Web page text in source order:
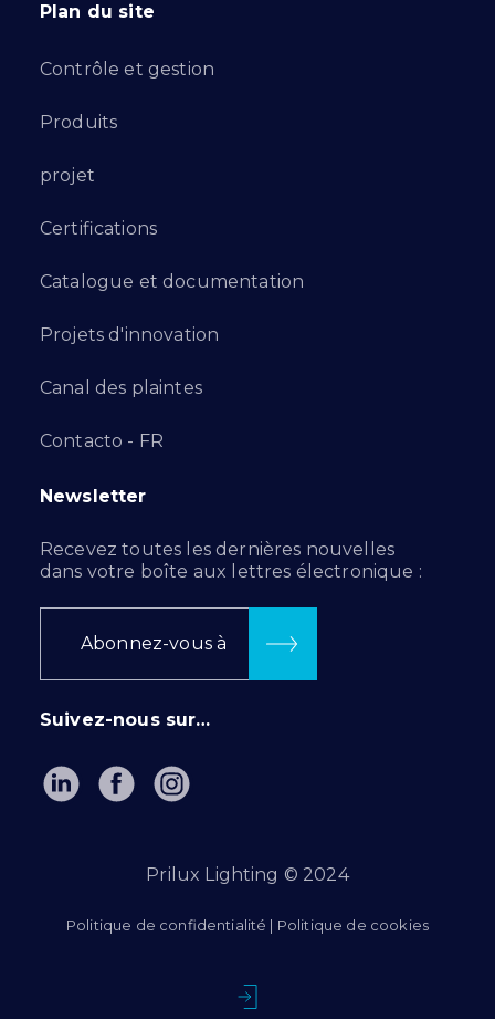
Plan du site
Contrôle et gestion
Produits
projet
Certifications
Catalogue et documentation
Projets d'innovation
Canal des plaintes
Contacto - FR
Newsletter
Recevez toutes les dernières nouvelles
dans votre boîte aux lettres électronique :
Abonnez-vous à
Suivez-nous sur…
Prilux Lighting © 2024
Politique de confidentialité | Politique de cookies